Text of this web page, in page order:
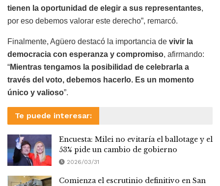
tienen la oportunidad de elegir a sus representantes,
por eso debemos valorar este derecho”, remarcó.
Finalmente, Agüero destacó la importancia de vivir la
democracia con esperanza y compromiso, afirmando:
“Mientras tengamos la posibilidad de celebrarla a
través del voto, debemos hacerlo. Es un momento
único y valioso”.
Te puede interesar:
Encuesta: Milei no evitaría el ballotage y el
53% pide un cambio de gobierno
2026/03/31
Comienza el escrutinio definitivo en San